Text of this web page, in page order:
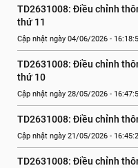
TD2631008: Điều chỉnh
thứ 11
Cập nhật ngày 04/06/2026 -
TD2631008: Điều chỉnh
thứ 10
Cập nhật ngày 28/05/2026 -
TD2631008: Điều chỉnh
Cập nhật ngày 21/05/2026 -
TD2631008: Điều chỉnh